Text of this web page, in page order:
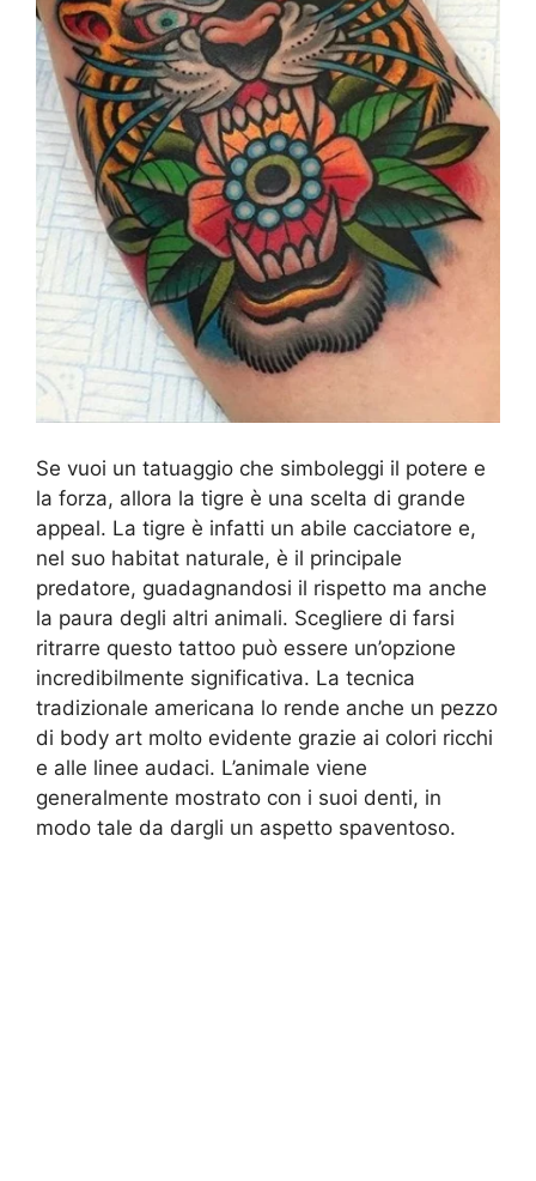
Se vuoi un tatuaggio che simboleggi il potere e
la forza, allora la tigre è una scelta di grande
appeal. La tigre è infatti un abile cacciatore e,
nel suo habitat naturale, è il principale
predatore, guadagnandosi il rispetto ma anche
la paura degli altri animali. Scegliere di farsi
ritrarre questo tattoo può essere un’opzione
incredibilmente significativa. La tecnica
tradizionale americana lo rende anche un pezzo
di body art molto evidente grazie ai colori ricchi
e alle linee audaci. L’animale viene
generalmente mostrato con i suoi denti, in
modo tale da dargli un aspetto spaventoso.